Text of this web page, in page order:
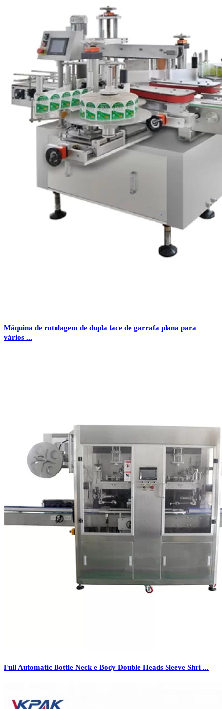
Máquina de rotulagem de dupla face de garrafa plana para
vários ...
Full Automatic Bottle Neck e Body Double Heads Sleeve Shri ...